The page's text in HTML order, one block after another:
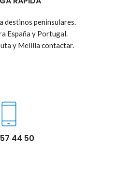
destinos peninsulares.
España y Portugal.
y Melilla contactar.
44 50